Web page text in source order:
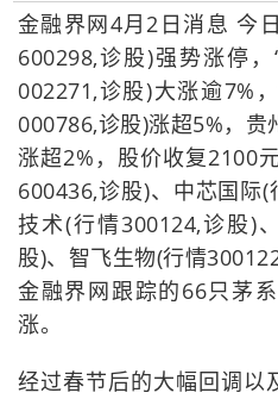
金融界网4月2日消息 今
600298,诊股)强势涨停
002271,诊股)大涨逾7%
000786,诊股)涨超5%，
涨超2%，股价收复2100
600436,诊股)、中芯国际
技术(行情300124,诊股)
股)、智飞生物(行情
金融界网跟踪的66只茅
涨。
经过春节后的大幅回调以